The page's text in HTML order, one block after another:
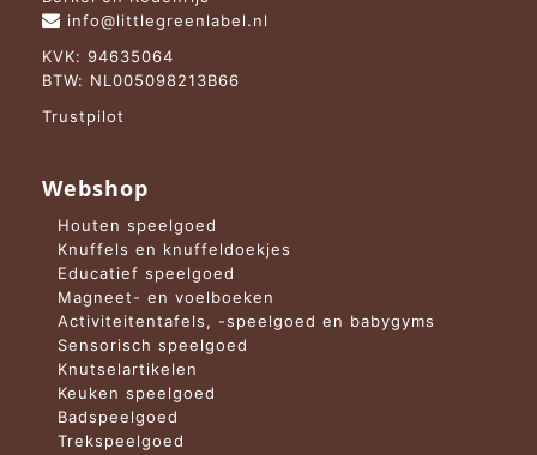
info@littlegreenlabel.nl
KVK: 94635064
BTW: NL005098213B66
Trustpilot
Webshop
Houten speelgoed
Knuffels en knuffeldoekjes
Educatief speelgoed
Magneet- en voelboeken
Activiteitentafels, -speelgoed en babygyms
Sensorisch speelgoed
Knutselartikelen
Keuken speelgoed
Badspeelgoed
Trekspeelgoed